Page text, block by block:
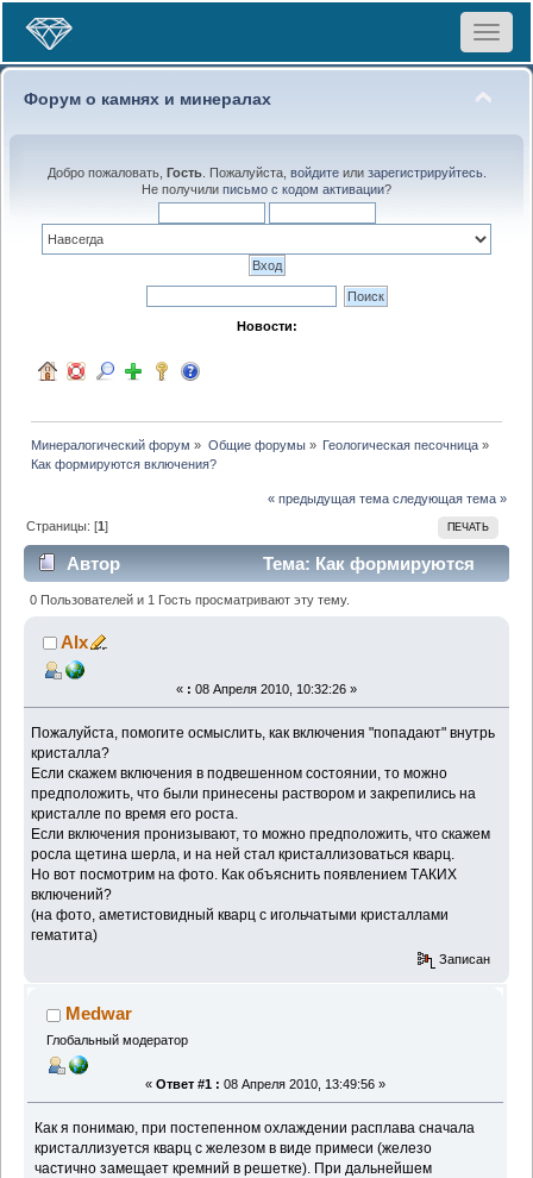
Toggle
Форум о камнях и минералах
Добро пожаловать, Гость. Пожалуйста, войдитеили зарегистрируйтесь.
Не получили письмо с кодом активации?
Новости:
Минералогический форум » Общие форумы» Геологическая песочница»
Как формируются включения?
« предыдущая тема следующая тема »
ПЕЧАТЬ
Страницы: [1]
Автор
Тема: Как формируются
включения? (Прочитано 10560 раз)
0 Пользователей и 1 Гость просматривают эту тему.
Alx
« : 08 Апреля 2010, 10:32:26 »
Пожалуйста, помогите осмыслить, как включения "попадают" внутрь
кристалла?
Если скажем включения в подвешенном состоянии, то можно
предположить, что были принесены раствором и закрепились на
кристалле по время его роста.
Если включения пронизывают, то можно предположить, что скажем
росла щетина шерла, и на ней стал кристаллизоваться кварц.
Но вот посмотрим на фото. Как объяснить появлением ТАКИХ
включений?
(на фото, аметистовидный кварц с игольчатыми кристаллами
гематита)
Записан
Medwar
Глобальный модератор
« Ответ #1 : 08 Апреля 2010, 13:49:56 »
Как я понимаю, при постепенном охлаждении расплава сначала
кристаллизуется кварц с железом в виде примеси (железо
частично замещает кремний в решетке). При дальнейшем